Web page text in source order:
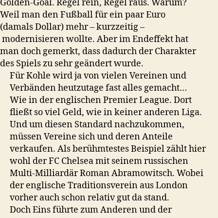
Golden-Goal. Regel rein, Regel raus. Warum?
Weil man den Fußball für ein paar Euro
(damals Dollar) mehr – kurzzeitig –
modernisieren wollte. Aber im Endeffekt hat
man doch gemerkt, dass dadurch der Charakter
des Spiels zu sehr geändert wurde.
Für Kohle wird ja von vielen Vereinen und
Verbänden heutzutage fast alles gemacht…
Wie in der englischen Premier League. Dort
fließt so viel Geld, wie in keiner anderen Liga.
Und um diesen Standard nachzukommen,
müssen Vereine sich und deren Anteile
verkaufen. Als berühmtestes Beispiel zählt hier
wohl der FC Chelsea mit seinem russischen
Multi-Milliardär Roman Abramowitsch. Wobei
der englische Traditionsverein aus London
vorher auch schon relativ gut da stand.
Doch Eins führte zum Anderen und der